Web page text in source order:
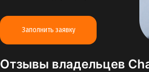
Заполнить заявку
Отзывы владельцев